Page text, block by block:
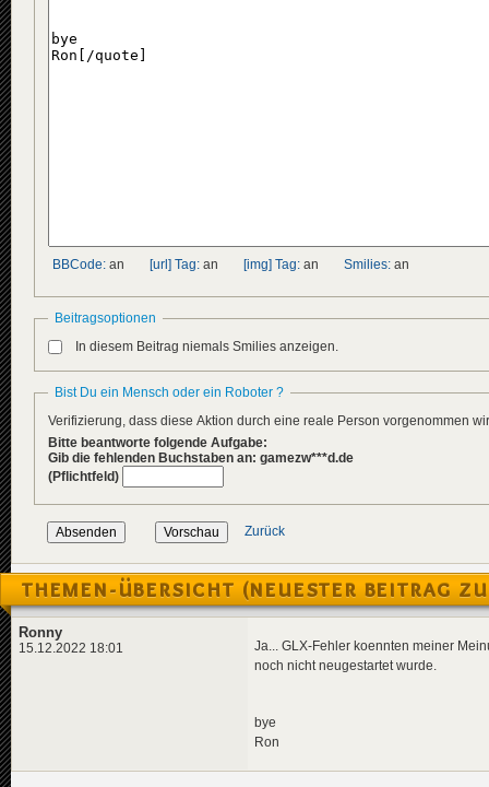
BBCode: an [url] Tag: an [img] Tag: an Smilies: an
Beitragsoptionen
In diesem Beitrag niemals Smilies anzeigen.
Bist Du ein Mensch oder ein Roboter ?
Verifizierung, dass diese Aktion durch eine reale Person vorgenommen
Bitte beantworte folgende Aufgabe:
Gib die fehlenden Buchstaben an: gamezw***d.de
(Pflichtfeld)
Zurück
THEMEN-ÜBERSICHT (NEUESTER BEITRAG
Ronny
15.12.2022 18:01
Ja... GLX-Fehler koennten meiner
noch nicht neugestartet wurde.
bye
Ron